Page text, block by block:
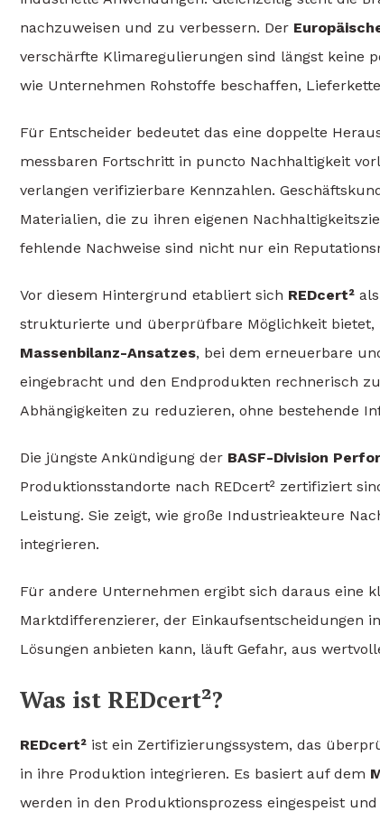
nachzuweisen und zu verbessern. Der
verschärfte Klimaregulierungen sind längst keine
wie Unternehmen Rohstoffe beschaffen,
Für Entscheider bedeutet das eine doppelte
messbaren Fortschritt in puncto Nachhaltigkeit
verlangen verifizierbare Kennzahlen.
Materialien, die zu ihren eigenen
fehlende Nachweise sind nicht nur ein
Vor diesem Hintergrund etabliert sich REDcert²
strukturierte und überprüfbare Möglichkeit bietet,
Massenbilanz-Ansatzes, bei dem erneuerbare
eingebracht und den Endprodukten rechnerisch
Abhängigkeiten zu reduzieren, ohne bestehende
Die jüngste Ankündigung der BASF-Division
Produktionsstandorte nach REDcert² zertifiziert
Leistung. Sie zeigt, wie große Industrieakteure
integrieren.
Für andere Unternehmen ergibt sich daraus eine
Marktdifferenzierer, der Einkaufsentscheidungen
Lösungen anbieten kann, läuft Gefahr, aus
Was ist REDcert²?
REDcert² ist ein Zertifizierungssystem, das
in ihre Produktion integrieren. Es basiert auf dem
werden in den Produktionsprozess eingespeist